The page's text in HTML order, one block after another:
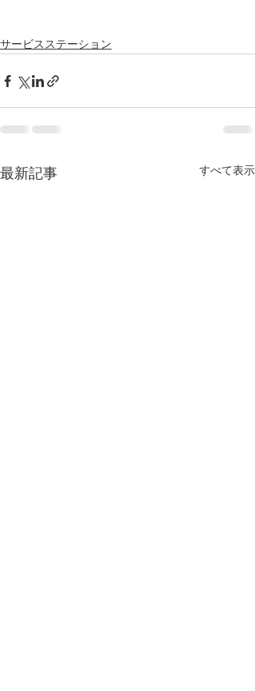
サービスステーション
最新記事 すべて表示